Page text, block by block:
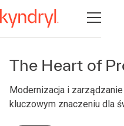
Otwórz
The Heart of
Modernizacja i
kluczowym znaczeniu dla